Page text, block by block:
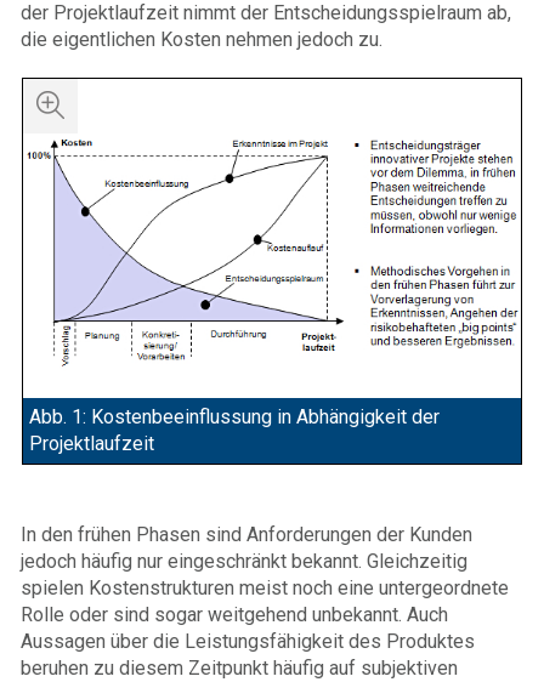
der Projektlaufzeit nimmt der Entscheidungsspielraum ab,
die eigentlichen Kosten nehmen jedoch zu.
Abb. 1: Kostenbeeinflussung in Abhängigkeit der
Projektlaufzeit
In den frühen Phasen sind Anforderungen der Kunden
jedoch häufig nur eingeschränkt bekannt. Gleichzeitig
spielen Kostenstrukturen meist noch eine untergeordnete
Rolle oder sind sogar weitgehend unbekannt. Auch
Aussagen über die Leistungsfähigkeit des Produktes
beruhen zu diesem Zeitpunkt häufig auf subjektiven